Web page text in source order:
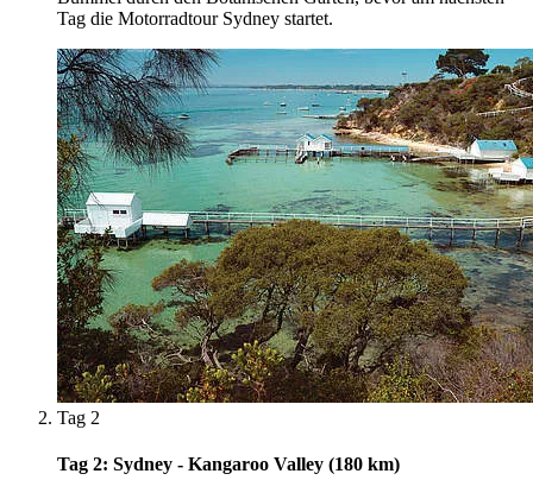
Tag die Motorradtour Sydney startet.
Tag 2
Tag 2: Sydney - Kangaroo Valley (180 km)